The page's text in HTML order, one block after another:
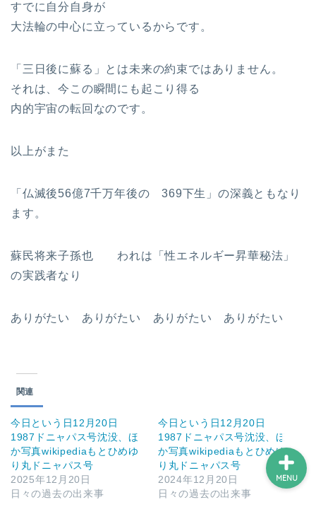
すでに自分自身が
大法輪の中心に立っているからです。
「三日後に蘇る」とは未来の約束ではありません。
それは、今この瞬間にも起こり得る
内的宇宙の転回なのです。
以上がまた
「仏滅後56億7千万年後の 369下生」の深義ともなり
ます。
蘇民将来子孫也 われは「性エネルギー昇華秘法」
の実践者なり
ありがたい ありがたい ありがたい ありがたい
関連
今日という日12月20日
1987ドニャパス号沈没、ほ
か写真wikipediaもとひめゆ
り丸ドニャパス号
2025年12月20日
日々の過去の出来事
今日という日12月20日
1987ドニャパス号沈没、ほ
か写真wikipediaもとひめゆ
り丸ドニャパス号
2024年12月20日
日々の過去の出来事
MENU
ホーム